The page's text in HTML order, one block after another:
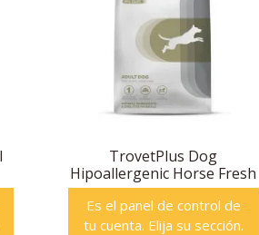
TrovetPlus Dog
Hipoallergenic Horse Fresh
Es el panel de control de
tu cuenta. Elija su sección.